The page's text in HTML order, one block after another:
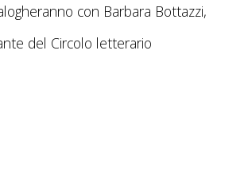
con Barbara Bottazzi,
del Circolo letterario